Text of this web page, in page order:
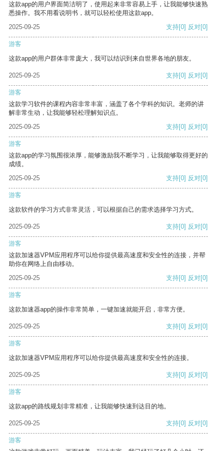
这款app的用户界面简洁明了，使用起来非常容易上手，让我能够快速熟
悉操作。我不用看说明书，就可以轻松使用这款app。
2025-09-25
支持[0] 反对[0]
游客
这款app的用户群体非常庞大，我可以结识到来自世界各地的朋友。
2025-09-25 支持[0] 反对[0]
游客
这款学习软件的课程内容非常丰富，涵盖了各个学科的知识。老师的讲
解非常生动，让我能够轻松理解知识点。
2025-09-25
支持[0] 反对[0]
游客
这款app的学习氛围很浓厚，能够激励我不断学习，让我能够取得更好的
成绩。
2025-09-25
支持[0] 反对[0]
游客
这款软件的学习方式非常灵活，可以根据自己的需求选择学习方式。
2025-09-25 支持[0] 反对[0]
游客
这款加速器VPM应用程序可以给你提供最高速度和安全性的连接，并帮
助你在网络上自由移动。
2025-09-25
支持[0] 反对[0]
游客
这款加速器app的操作非常简单，一键加速就能开启，非常方便。
2025-09-25 支持[0] 反对[0]
游客
这款加速器VPM应用程序可以给你提供最高速度和安全性的连接。
2025-09-25 支持[0] 反对[0]
游客
这款app的路线规划非常精准，让我能够快速到达目的地。
2025-09-25 支持[0] 反对[0]
游客